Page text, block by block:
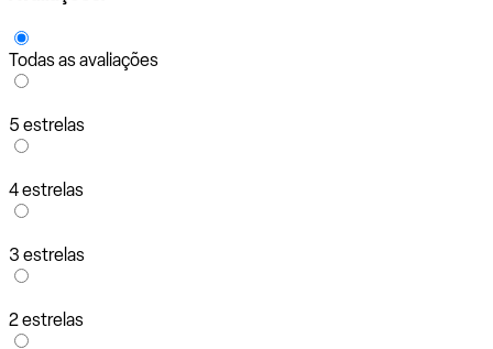
Todas as avaliações
5 estrelas
4 estrelas
3 estrelas
2 estrelas